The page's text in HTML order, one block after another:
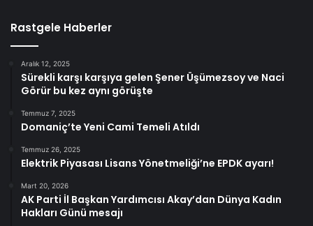
Rastgele Haberler
Aralık 12, 2025
Sürekli karşı karşıya gelen Şener Üşümezsoy ve Naci
Görür bu kez aynı görüşte
Temmuz 7, 2025
Domaniç’te Yeni Cami Temeli Atıldı
Temmuz 26, 2025
Elektrik Piyasası Lisans Yönetmeliği’ne EPDK ayarı!
Mart 20, 2026
AK Parti İl Başkan Yardımcısı Akay’dan Dünya Kadın
Hakları Günü mesajı